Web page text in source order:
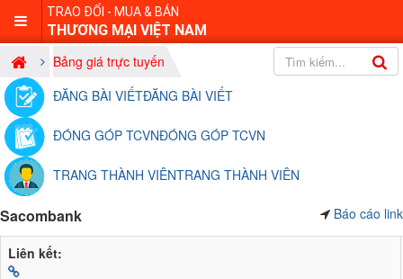
TRAO ĐỔI - MUA & BÁN
THƯƠNG MẠI VIỆT NAM
Bảng giá trực tuyến
ĐĂNG BÀI VIẾTĐĂNG BÀI VIẾT
ĐÓNG GÓP TCVNĐÓNG GÓP TCVN
TRANG THÀNH VIÊNTRANG THÀNH VIÊN
Báo cáo link
Sacombank
Liên kết: